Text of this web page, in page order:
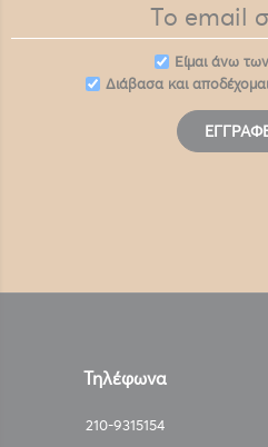
Eίμαι άνω
Διάβασα και
Τηλέφωνα
210-9315154